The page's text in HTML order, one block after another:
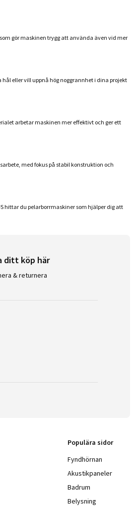
gör maskinen trygg att använda även vid mer
eller vill uppnå hög noggrannhet i dina projekt
arbetar maskinen mer effektivt och ger ett
med fokus på stabil konstruktion och
hittar du pelarborrmaskiner som hjälper dig att
ditt köp här
& returnera
Populära sidor
Fyndhörnan
Akustikpaneler
Badrum
Belysning